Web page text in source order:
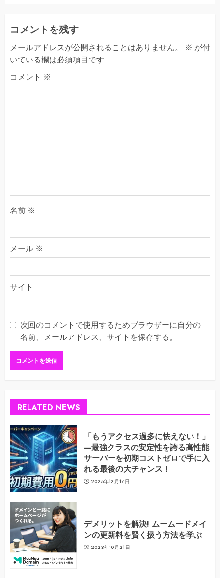
コメントを残す
メールアドレスが公開されることはありません。 ※ が付
いている欄は必須項目です
コメント ※
名前 ※
メール ※
サイト
次回のコメントで使用するためブラウザーに自分の
名前、メールアドレス、サイトを保存する。
RELATED NEWS
「もうアクセス過多に怯えない！」
—最強クラスの安定性を誇る高性能
サーバーを初期コストゼロで手に入
れる最後の大チャンス！
2025年12月17日
デメリットを解決! ムームードメイ
ンの更新料を賢く扱う方法を学ぶ
2023年10月21日